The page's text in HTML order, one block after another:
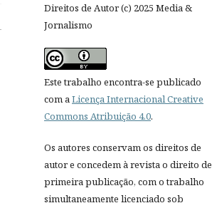
Direitos de Autor (c) 2025 Media &
Jornalismo
Este trabalho encontra-se publicado
com a Licença Internacional Creative
Commons Atribuição 4.0.
Os autores conservam os direitos de
autor e concedem à revista o direito de
primeira publicação, com o trabalho
simultaneamente licenciado sob